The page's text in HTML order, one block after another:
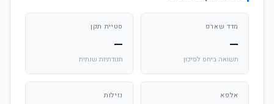
מדד שארפ
—
תשואה ביחס לסיכון
סטיית תקן
—
תנודתיות שנתית
אלפא נזילות